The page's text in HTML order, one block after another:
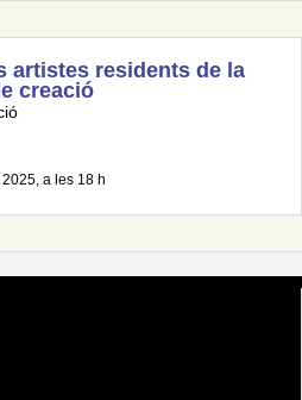
artistes residents de la
creació
a les 18 h